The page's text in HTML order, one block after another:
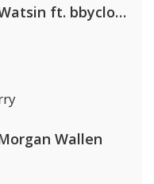
BL3SS x CamrinWatsin ft. bbyclose
Wallen